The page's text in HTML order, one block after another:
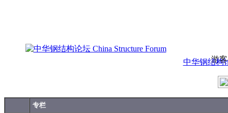
游
中华钢结构
专栏